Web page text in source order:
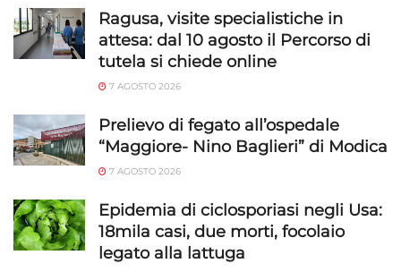
Ragusa, visite specialistiche in
attesa: dal 10 agosto il Percorso di
tutela si chiede online
7 AGOSTO 2026
Prelievo di fegato all’ospedale
“Maggiore- Nino Baglieri” di Modica
7 AGOSTO 2026
Epidemia di ciclosporiasi negli Usa:
18mila casi, due morti, focolaio
legato alla lattuga